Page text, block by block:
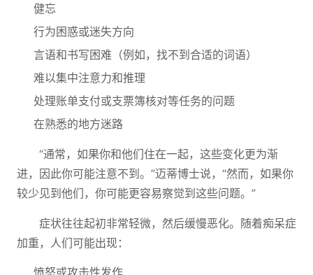
健忘
行为困惑或迷失方向
言语和书写困难（例如，找不到合适的词语）
难以集中注意力和推理
处理账单支付或支票簿核对等任务的问题
在熟悉的地方迷路
“通常，如果你和他们住在一起，这些变化更为渐
进，因此你可能注意不到。”迈蒂博士说，“然而，如果你
较少见到他们，你可能更容易察觉到这些问题。”
症状往往起初非常轻微，然后缓慢恶化。随着痴呆症
加重，人们可能出现：
愤怒或攻击性发作